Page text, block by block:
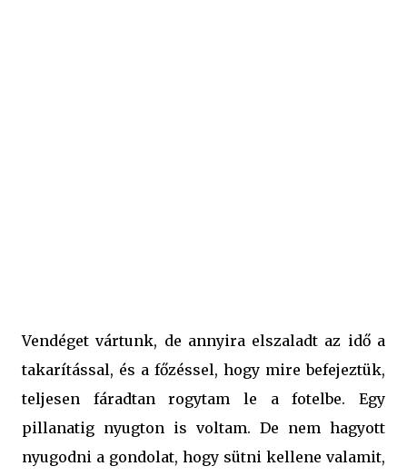
Vendéget vártunk, de annyira elszaladt az idő a
takarítással, és a főzéssel, hogy mire befejeztük,
teljesen fáradtan rogytam le a fotelbe. Egy
pillanatig nyugton is voltam. De nem hagyott
nyugodni a gondolat, hogy sütni kellene valamit,